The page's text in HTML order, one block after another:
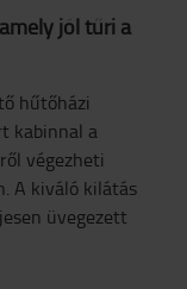
jól tűri a
hűtőházi
kabinnal a
végezheti
A kiváló kilátás
üvegezett